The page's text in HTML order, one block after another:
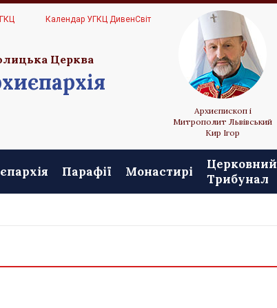
Календар УГКЦ ДивенСвіт
Церква
Архиєпископ і
Митрополит Львівський
Кир Ігор
Парафії Монастирі
Церковний
Трибунал